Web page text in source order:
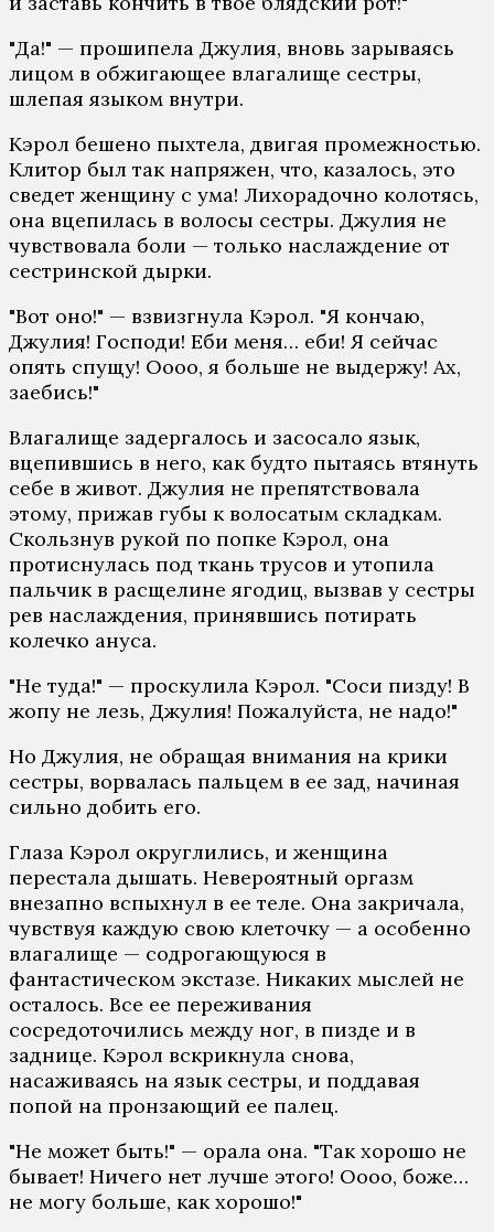
"Да!" — прошипела Джулия, вновь зарываясь
лицом в обжигающее влагалище сестры,
шлепая языком внутри.
Кэрол бешено пыхтела, двигая промежностью.
Клитор был так напряжен, что, казалось, это
сведет женщину с ума! Лихорадочно колотясь,
она вцепилась в волосы сестры. Джулия не
чувствовала боли — только наслаждение от
сестринской дырки.
"Вот оно!" — взвизгнула Кэрол. "Я кончаю,
Джулия! Господи! Еби меня… еби! Я сейчас
опять спущу! Оооо, я больше не выдержу! Ах,
заебись!"
Влагалище задергалось и засосало язык,
вцепившись в него, как будто пытаясь втянуть
себе в живот. Джулия не препятствовала
этому, прижав губы к волосатым складкам.
Скользнув рукой по попке Кэрол, она
протиснулась под ткань трусов и утопила
пальчик в расщелине ягодиц, вызвав у сестры
рев наслаждения, принявшись потирать
колечко ануса.
"Не туда!" — проскулила Кэрол. "Соси пизду! В
жопу не лезь, Джулия! Пожалуйста, не надо!"
Но Джулия, не обращая внимания на крики
сестры, ворвалась пальцем в ее зад, начиная
сильно добить его.
Глаза Кэрол округлились, и женщина
перестала дышать. Невероятный оргазм
внезапно вспыхнул в ее теле. Она закричала,
чувствуя каждую свою клеточку — а особенно
влагалище — содрогающуюся в
фантастическом экстазе. Никаких мыслей не
осталось. Все ее переживания
сосредоточились между ног, в пизде и в
заднице. Кэрол вскрикнула снова,
насаживаясь на язык сестры, и поддавая
попой на пронзающий ее палец.
"Не может быть!" — орала она. "Так хорошо не
бывает! Ничего нет лучше этого! Оооо, боже…
не могу больше, как хорошо!"